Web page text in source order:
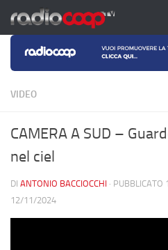
Salta al contenuto
VIDEO
CAMERA A SUD –
nel ciel
DI ANTONIO BACCIOCCHI · PUBBLICATO
12/11/2024